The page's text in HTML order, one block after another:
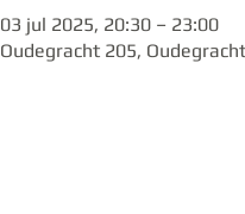
03 jul 2025, 20:30 – 23:00
Oudegracht 205,